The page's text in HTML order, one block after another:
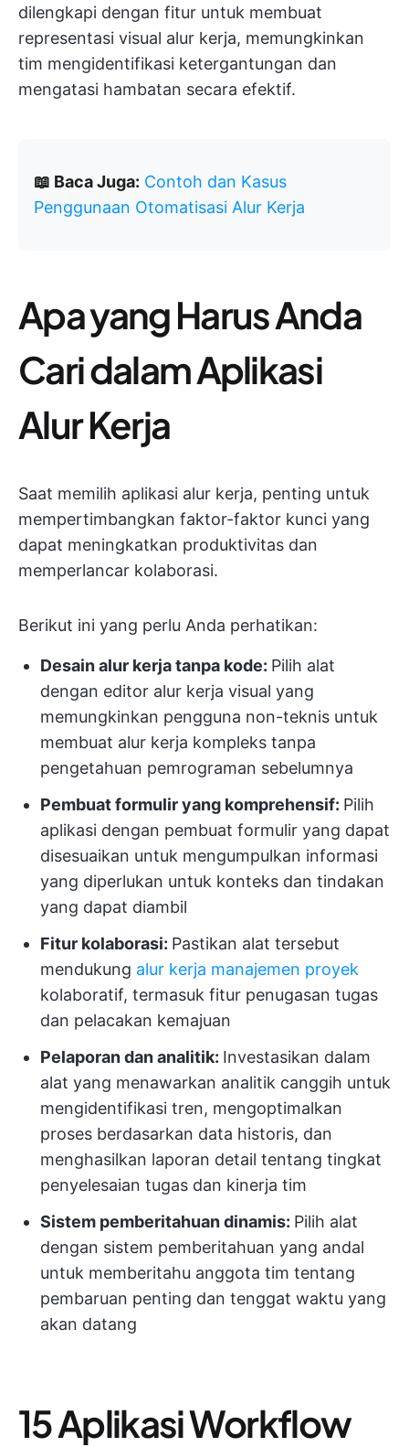
dilengkapi dengan fitur untuk membuat
representasi visual alur kerja, memungkinkan
tim mengidentifikasi ketergantungan dan
mengatasi hambatan secara efektif.
📖 Baca Juga: Contoh dan Kasus
Penggunaan Otomatisasi Alur Kerja
Apa yang Harus Anda
Cari dalam Aplikasi
Alur Kerja
Saat memilih aplikasi alur kerja, penting untuk
mempertimbangkan faktor-faktor kunci yang
dapat meningkatkan produktivitas dan
memperlancar kolaborasi.
Berikut ini yang perlu Anda perhatikan:
Desain alur kerja tanpa kode: Pilih alat
dengan editor alur kerja visual yang
memungkinkan pengguna non-teknis untuk
membuat alur kerja kompleks tanpa
pengetahuan pemrograman sebelumnya
Pembuat formulir yang komprehensif: Pilih
aplikasi dengan pembuat formulir yang dapat
disesuaikan untuk mengumpulkan informasi
yang diperlukan untuk konteks dan tindakan
yang dapat diambil
Fitur kolaborasi: Pastikan alat tersebut
mendukung alur kerja manajemen proyek
kolaboratif, termasuk fitur penugasan tugas
dan pelacakan kemajuan
Pelaporan dan analitik: Investasikan dalam
alat yang menawarkan analitik canggih untuk
mengidentifikasi tren, mengoptimalkan
proses berdasarkan data historis, dan
menghasilkan laporan detail tentang tingkat
penyelesaian tugas dan kinerja tim
Sistem pemberitahuan dinamis: Pilih alat
dengan sistem pemberitahuan yang andal
untuk memberitahu anggota tim tentang
pembaruan penting dan tenggat waktu yang
akan datang
15 Aplikasi Workflow